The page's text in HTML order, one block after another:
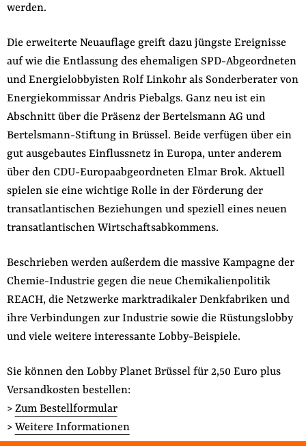
der
Website
Folge Uns
MastodonBlueskyInstagramYoutubeLinkedIn
Feed
werden.
Die erweiterte Neuauflage greift dazu jüngste Ereignisse
auf wie die Entlassung des ehemaligen SPD-Abgeordneten
und Energielobbyisten Rolf Linkohr als Sonderberater von
Energiekommissar Andris Piebalgs. Ganz neu ist ein
Abschnitt über die Präsenz der Bertelsmann AG und
Bertelsmann-Stiftung in Brüssel. Beide verfügen über ein
gut ausgebautes Einflussnetz in Europa, unter anderem
über den CDU-Europaabgeordneten Elmar Brok. Aktuell
spielen sie eine wichtige Rolle in der Förderung der
transatlantischen Beziehungen und speziell eines neuen
transatlantischen Wirtschaftsabkommens.
Beschrieben werden außerdem die massive Kampagne der
Chemie-Industrie gegen die neue Chemikalienpolitik
REACH, die Netzwerke marktradikaler Denkfabriken und
ihre Verbindungen zur Industrie sowie die Rüstungslobby
und viele weitere interessante Lobby-Beispiele.
Sie können den Lobby Planet Brüssel für 2,50 Euro plus
Versandkosten bestellen:
> Zum Bestellformular
> Weitere Informationen